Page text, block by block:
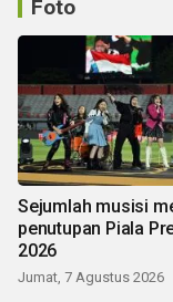
Foto
Sejumlah musisi
penutupan Piala
2026
Jumat, 7 Agustus 2026